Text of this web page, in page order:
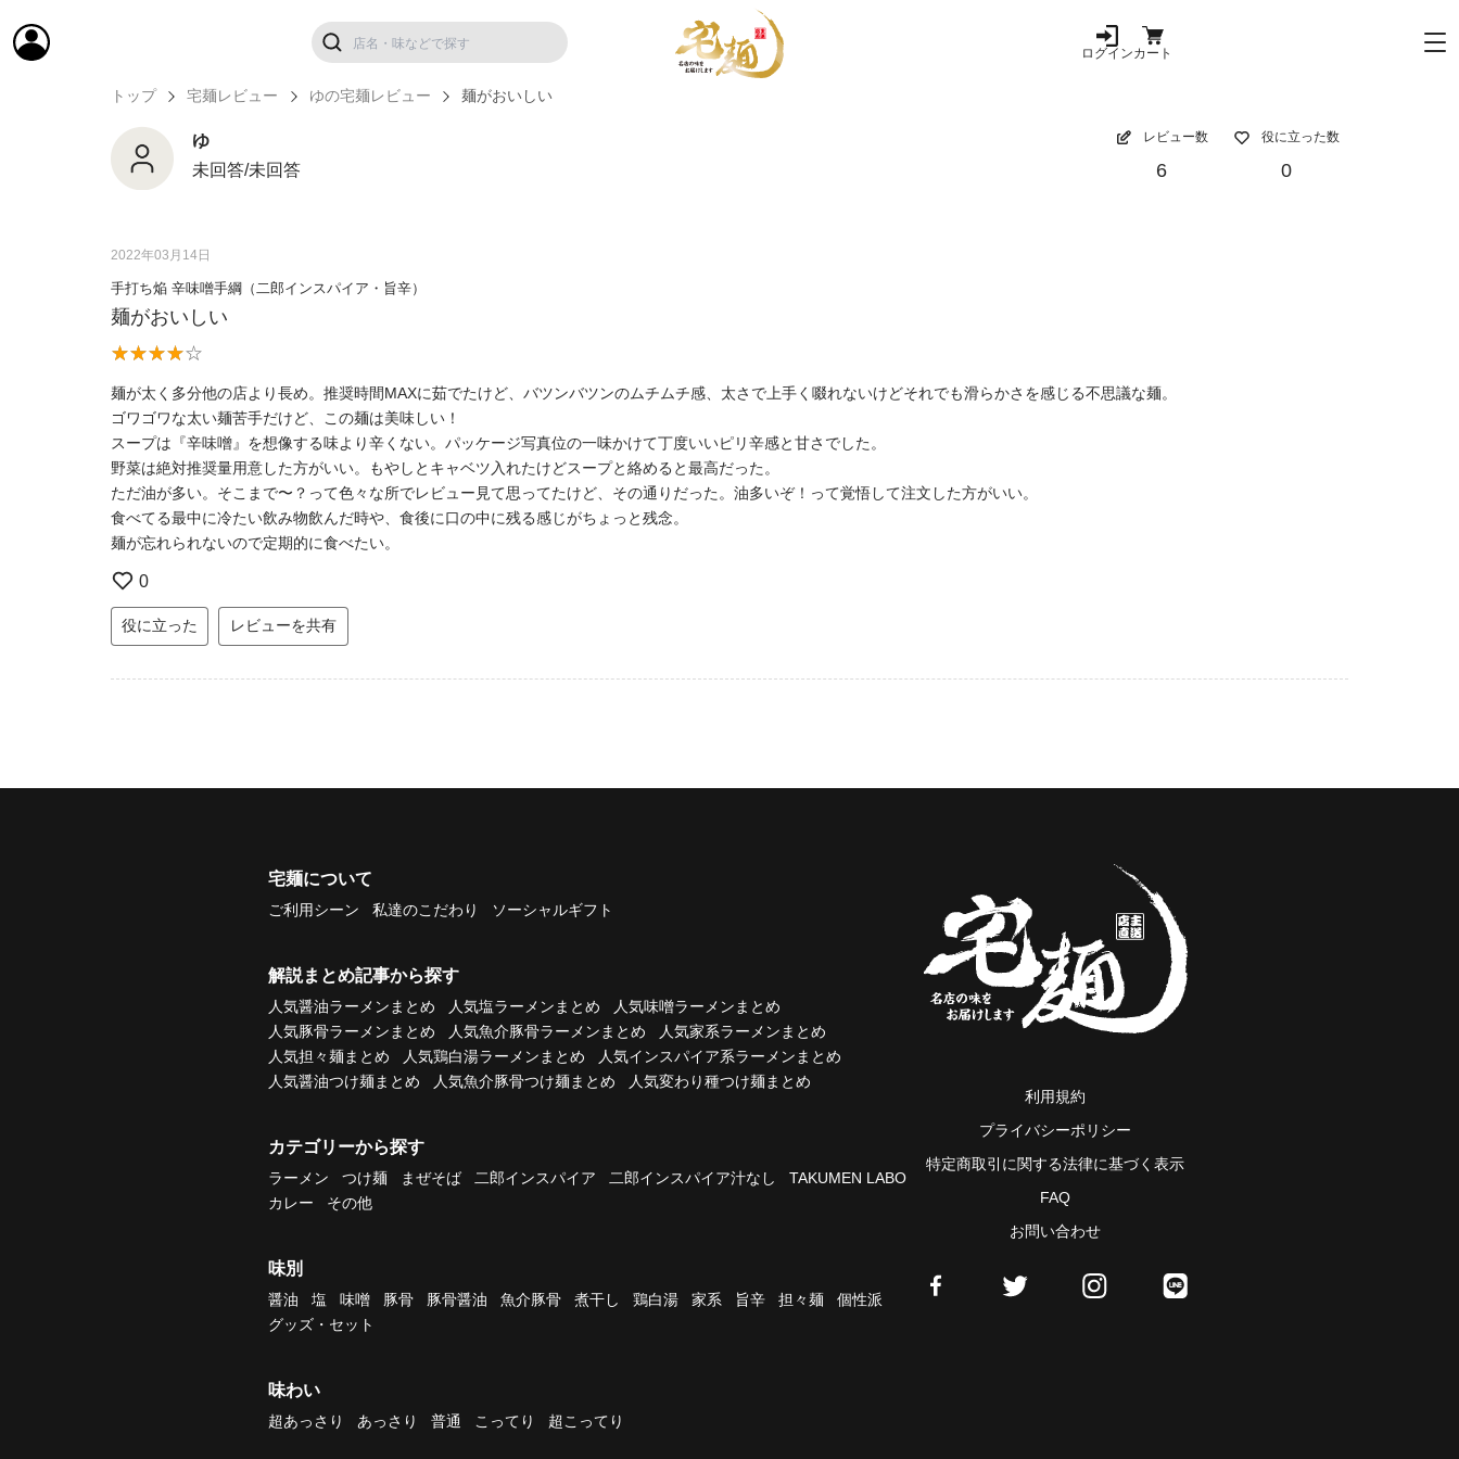
ログインカート
トップ 宅麺レビュー ゆの宅麺レビュー 麺がおいしい
ゆ
未回答/未回答
レビュー数
6
役に立った数
0
2022年03月14日
手打ち焔 辛味噌手綱（二郎インスパイア・旨辛）
麺がおいしい
麺が太く多分他の店より長め。推奨時間MAXに茹でたけど、バツンバツンのムチムチ感、太さで上手く啜れないけどそれでも滑らかさを感じる不思議な麺。
ゴワゴワな太い麺苦手だけど、この麺は美味しい！
スープは『辛味噌』を想像する味より辛くない。パッケージ写真位の一味かけて丁度いいピリ辛感と甘さでした。
野菜は絶対推奨量用意した方がいい。もやしとキャベツ入れたけどスープと絡めると最高だった。
ただ油が多い。そこまで〜？って色々な所でレビュー見て思ってたけど、その通りだった。油多いぞ！って覚悟して注文した方がいい。
食べてる最中に冷たい飲み物飲んだ時や、食後に口の中に残る感じがちょっと残念。
麺が忘れられないので定期的に食べたい。
0
役に立った レビューを共有
宅麺について
ご利用シーン 私達のこだわり ソーシャルギフト
解説まとめ記事から探す
人気醤油ラーメンまとめ 人気塩ラーメンまとめ
人気味噌ラーメンまとめ
人気豚骨ラーメンまとめ
人気魚介豚骨ラーメンまとめ
人気家系ラーメンまとめ
人気担々麺まとめ
人気鶏白湯ラーメンまとめ
人気インスパイア系ラーメンまとめ
人気醤油つけ麺まとめ
人気魚介豚骨つけ麺まとめ 人気変わり種つけ麺まとめ
カテゴリーから探す
ラーメン つけ麺 まぜそば 二郎インスパイア 二郎インスパイア汁なし
TAKUMEN LABO
カレー
その他
味別
醤油 塩 味噌 豚骨 豚骨醤油 魚介豚骨 煮干し 鶏白湯 家系 旨辛 担々麺
個性派
グッズ・セット
味わい
超あっさり あっさり 普通 こってり 超こってり
利用規約
プライバシーポリシー
特定商取引に関する法律に基づく表示
FAQ
お問い合わせ